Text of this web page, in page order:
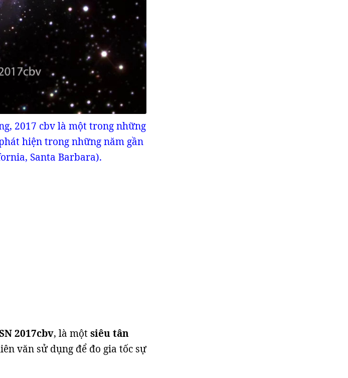
2017 cbv là một trong những
hiện trong những năm gần
Santa Barbara).
2017cbv, là mộtsiêu tân
văn sử dụng để đo gia tốc sự